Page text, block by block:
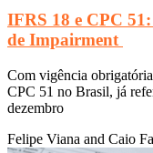
IFRS 18 e CPC
de Impairment
Com vigência
CPC 51 no Brasil, já
dezembro
Felipe Viana and Caio